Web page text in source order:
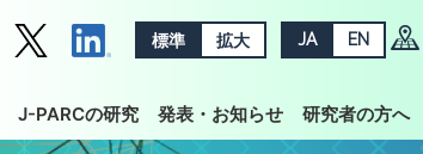
標準 拡大 JA EN
J-PARCの研究 発表・お知らせ 研究者の方へ